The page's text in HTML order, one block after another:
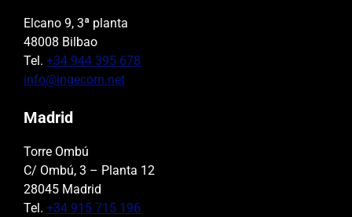
Elcano 9, 3ª planta
48008 Bilbao
Tel. +34 944 395 678
info@ingecom.net
Madrid
Torre Ombú
C/ Ombú, 3 – Planta 12
28045 Madrid
Tel. +34 915 715 196